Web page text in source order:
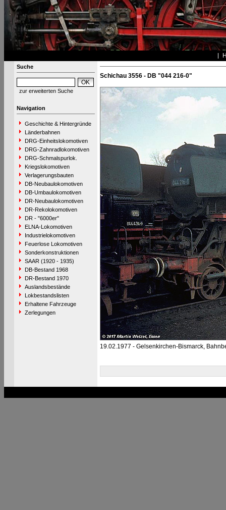
Suche
zur erweiterten Suche
Navigation
Geschichte & Hintergründe
Länderbahnen
DRG-Einheitslokomotiven
DRG-Zahnradlokomotiven
DRG-Schmalspurlok.
Kriegslokomotiven
Verlagerungsbauten
DB-Neubaulokomotiven
DB-Umbaulokomotiven
DR-Neubaulokomotiven
DR-Rekolokomotiven
DR - "6000er"
ELNA-Lokomotiven
Industrielokomotiven
Feuerlose Lokomotiven
Sonderkonstruktionen
SAAR (1920 - 1935)
DB-Bestand 1968
DR-Bestand 1970
Auslandsbestände
Lokbestandslisten
Erhaltene Fahrzeuge
Zerlegungen
Schichau 3556 - DB "044 216-0"
19.02.1977 - Gelsenkirchen-Bismarck,